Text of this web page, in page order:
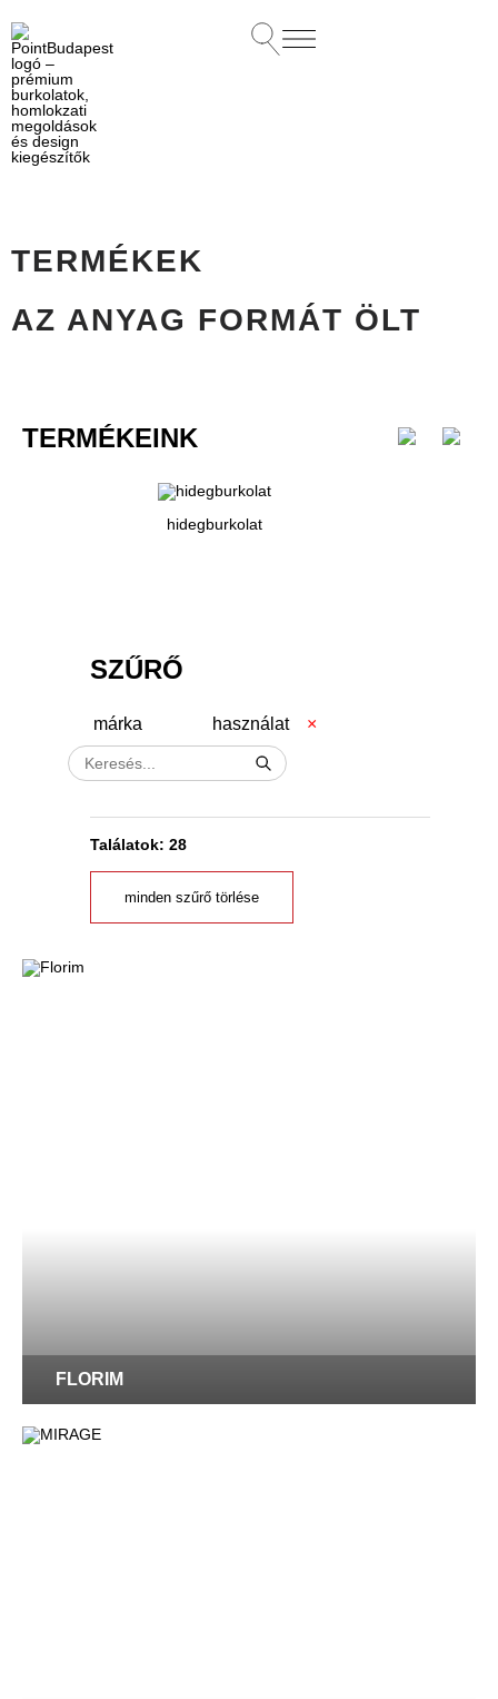
TERMÉKEK
AZ ANYAG FORMÁT ÖLT
TERMÉKEINK
hidegburkolat
SZŰRŐ
márka használat
Találatok: 28
minden szűrő törlése
FLORIM